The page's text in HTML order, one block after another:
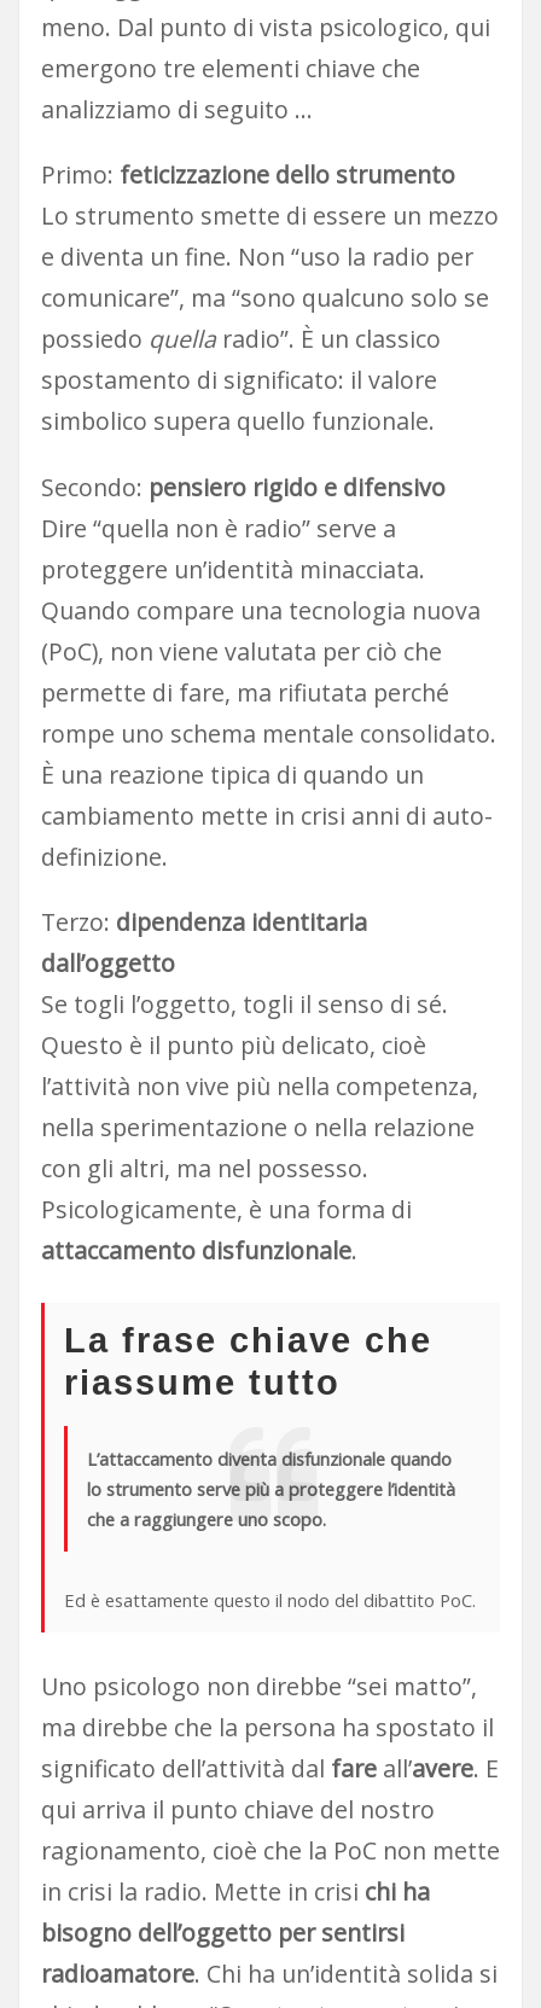
meno. Dal punto di vista psicologico, qui
emergono tre elementi chiave che
analizziamo di seguito …
Primo: feticizzazione dello strumento
Lo strumento smette di essere un mezzo
e diventa un fine. Non “uso la radio per
comunicare”, ma “sono qualcuno solo se
possiedo quellaradio”. È un classico
spostamento di significato: il valore
simbolico supera quello funzionale.
Secondo: pensiero rigido e difensivo
Dire “quella non è radio” serve a
proteggere un’identità minacciata.
Quando compare una tecnologia nuova
(PoC), non viene valutata per ciò che
permette di fare, ma rifiutata perché
rompe uno schema mentale consolidato.
È una reazione tipica di quando un
cambiamento mette in crisi anni di auto-
definizione.
Terzo: dipendenza identitaria
dall’oggetto
Se togli l’oggetto, togli il senso di sé.
Questo è il punto più delicato, cioè
l’attività non vive più nella competenza,
nella sperimentazione o nella relazione
con gli altri, ma nel possesso.
Psicologicamente, è una forma di
attaccamento disfunzionale.
La frase chiave che
riassume tutto
L’attaccamento diventa disfunzionale quando
lo strumento serve più a proteggere l’identità
che a raggiungere uno scopo.
Ed è esattamente questo il nodo del dibattito PoC.
Uno psicologo non direbbe “sei matto”,
ma direbbe che la persona ha spostato il
significato dell’attività dal fareall’avere. E
qui arriva il punto chiave del nostro
ragionamento, cioè che la PoC non mette
in crisi la radio. Mette in crisi chi ha
bisogno dell’oggetto per sentirsi
radioamatore. Chi ha un’identità solida si